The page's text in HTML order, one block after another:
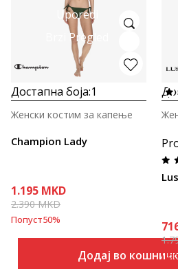
Uporedi
Brzi Pregled
Достапна боја:1
Champion Lady
Женски костим за капење
1.195 MKD
2.390MKD
Попуст50%
Додај во